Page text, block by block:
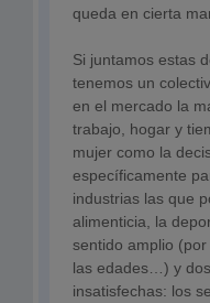
queda en cierta
Si juntamos estas
tenemos un
en el mercado la
trabajo, hogar y
mujer como la
específicamente
industrias las que
alimenticia, la
sentido amplio
las edades…) y
insatisfechas: los